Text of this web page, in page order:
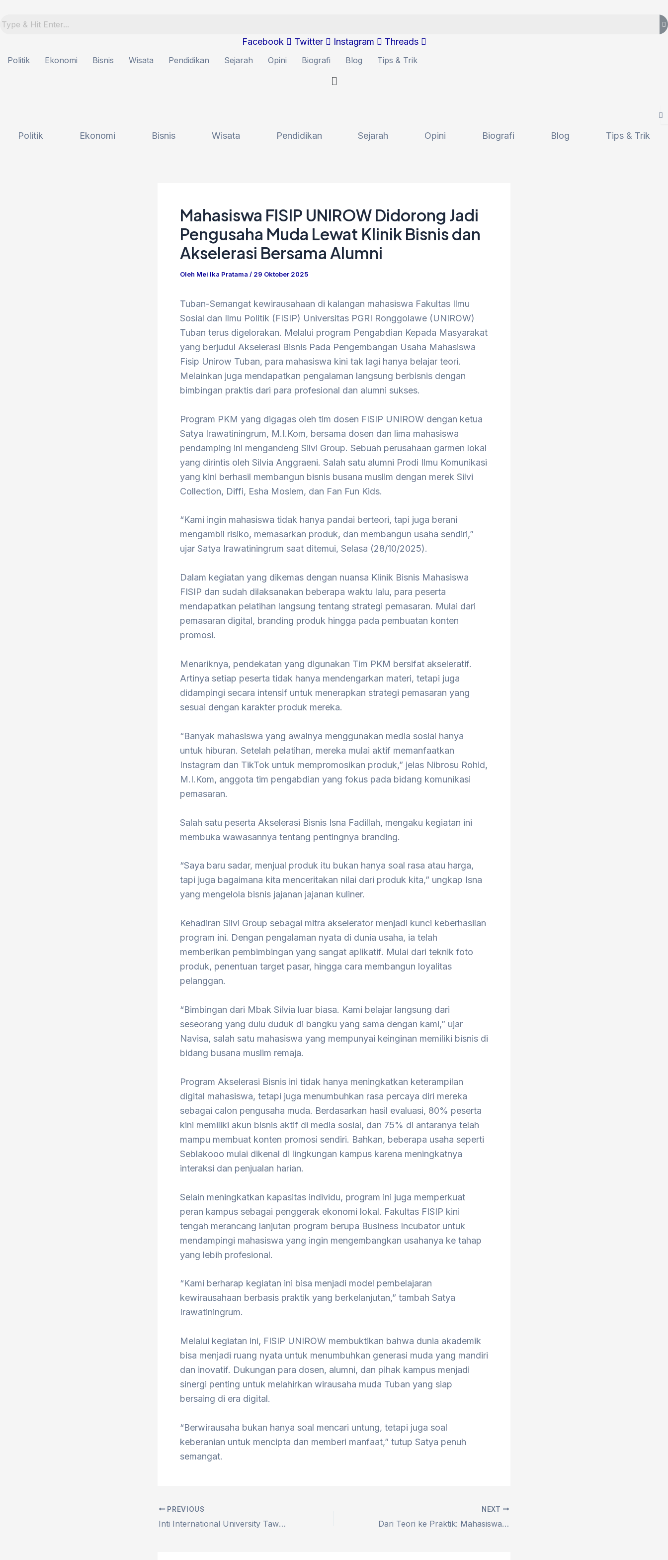
ke
Facebook Twitter Instagram Threads
Politik Ekonomi Bisnis Wisata Pendidikan Sejarah Opini Biografi Blog Tips & Trik
Politik Ekonomi Bisnis Wisata Pendidikan Sejarah Opini Biografi Blog Tips & Trik
Mahasiswa FISIP UNIROW Didorong Jadi
Pengusaha Muda Lewat Klinik Bisnis dan
Akselerasi Bersama Alumni
Oleh Mei Ika Pratama / 29 Oktober 2025
Tuban-Semangat kewirausahaan di kalangan mahasiswa Fakultas Ilmu
Sosial dan Ilmu Politik (FISIP) Universitas PGRI Ronggolawe (UNIROW)
Tuban terus digelorakan. Melalui program Pengabdian Kepada Masyarakat
yang berjudul Akselerasi Bisnis Pada Pengembangan Usaha Mahasiswa
Fisip Unirow Tuban, para mahasiswa kini tak lagi hanya belajar teori.
Melainkan juga mendapatkan pengalaman langsung berbisnis dengan
bimbingan praktis dari para profesional dan alumni sukses.
Program PKM yang digagas oleh tim dosen FISIP UNIROW dengan ketua
Satya Irawatiningrum, M.I.Kom, bersama dosen dan lima mahasiswa
pendamping ini mengandeng Silvi Group. Sebuah perusahaan garmen lokal
yang dirintis oleh Silvia Anggraeni. Salah satu alumni Prodi Ilmu Komunikasi
yang kini berhasil membangun bisnis busana muslim dengan merek Silvi
Collection, Diffi, Esha Moslem, dan Fan Fun Kids.
“Kami ingin mahasiswa tidak hanya pandai berteori, tapi juga berani
mengambil risiko, memasarkan produk, dan membangun usaha sendiri,”
ujar Satya Irawatiningrum saat ditemui, Selasa (28/10/2025).
Dalam kegiatan yang dikemas dengan nuansa Klinik Bisnis Mahasiswa
FISIP dan sudah dilaksanakan beberapa waktu lalu, para peserta
mendapatkan pelatihan langsung tentang strategi pemasaran. Mulai dari
pemasaran digital, branding produk hingga pada pembuatan konten
promosi.
Menariknya, pendekatan yang digunakan Tim PKM bersifat akseleratif.
Artinya setiap peserta tidak hanya mendengarkan materi, tetapi juga
didampingi secara intensif untuk menerapkan strategi pemasaran yang
sesuai dengan karakter produk mereka.
“Banyak mahasiswa yang awalnya menggunakan media sosial hanya
untuk hiburan. Setelah pelatihan, mereka mulai aktif memanfaatkan
Instagram dan TikTok untuk mempromosikan produk,” jelas Nibrosu Rohid,
M.I.Kom, anggota tim pengabdian yang fokus pada bidang komunikasi
pemasaran.
Salah satu peserta Akselerasi Bisnis Isna Fadillah, mengaku kegiatan ini
membuka wawasannya tentang pentingnya branding.
“Saya baru sadar, menjual produk itu bukan hanya soal rasa atau harga,
tapi juga bagaimana kita menceritakan nilai dari produk kita,” ungkap Isna
yang mengelola bisnis jajanan jajanan kuliner.
Kehadiran Silvi Group sebagai mitra akselerator menjadi kunci keberhasilan
program ini. Dengan pengalaman nyata di dunia usaha, ia telah
memberikan pembimbingan yang sangat aplikatif. Mulai dari teknik foto
produk, penentuan target pasar, hingga cara membangun loyalitas
pelanggan.
“Bimbingan dari Mbak Silvia luar biasa. Kami belajar langsung dari
seseorang yang dulu duduk di bangku yang sama dengan kami,” ujar
Navisa, salah satu mahasiswa yang mempunyai keinginan memiliki bisnis di
bidang busana muslim remaja.
Program Akselerasi Bisnis ini tidak hanya meningkatkan keterampilan
digital mahasiswa, tetapi juga menumbuhkan rasa percaya diri mereka
sebagai calon pengusaha muda. Berdasarkan hasil evaluasi, 80% peserta
kini memiliki akun bisnis aktif di media sosial, dan 75% di antaranya telah
mampu membuat konten promosi sendiri. Bahkan, beberapa usaha seperti
Seblakooo mulai dikenal di lingkungan kampus karena meningkatnya
interaksi dan penjualan harian.
Selain meningkatkan kapasitas individu, program ini juga memperkuat
peran kampus sebagai penggerak ekonomi lokal. Fakultas FISIP kini
tengah merancang lanjutan program berupa Business Incubator untuk
mendampingi mahasiswa yang ingin mengembangkan usahanya ke tahap
yang lebih profesional.
“Kami berharap kegiatan ini bisa menjadi model pembelajaran
kewirausahaan berbasis praktik yang berkelanjutan,” tambah Satya
Irawatiningrum.
Melalui kegiatan ini, FISIP UNIROW membuktikan bahwa dunia akademik
bisa menjadi ruang nyata untuk menumbuhkan generasi muda yang mandiri
dan inovatif. Dukungan para dosen, alumni, dan pihak kampus menjadi
sinergi penting untuk melahirkan wirausaha muda Tuban yang siap
bersaing di era digital.
“Berwirausaha bukan hanya soal mencari untung, tetapi juga soal
keberanian untuk mencipta dan memberi manfaat,” tutup Satya penuh
semangat.
PREVIOUS
Inti International University Tawarkan Studi Wisata dan Riset Bersama Bagi Dosen dan Mahasiswa Unirow
NEXT
Dari Teori ke Praktik: Mahasiswa Ilkom Unirow Belajar Komunikasi Publik di Diskominfo-SP Tuban